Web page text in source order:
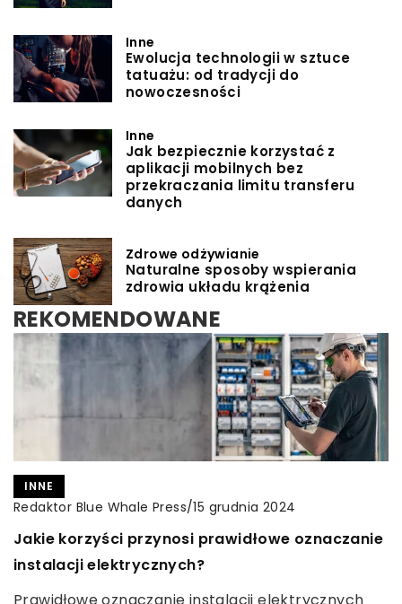
Inne
Ewolucja technologii w sztuce
tatuażu: od tradycji do
nowoczesności
Inne
Jak bezpiecznie korzystać z
aplikacji mobilnych bez
przekraczania limitu transferu
danych
Zdrowe odżywianie
Naturalne sposoby wspierania
zdrowia układu krążenia
REKOMENDOWANE
ZDROWE ODŻYWIANIE
INNE
Redaktor Blue Whale Press/15 grudnia 2024
Jakie korzyści przynosi prawidłowe oznaczanie
instalacji elektrycznych?
Prawidłowe oznaczanie instalacji elektrycznych
CZAS DLA SIEBIE
Redaktor Blue Whale Press /18 września 2024